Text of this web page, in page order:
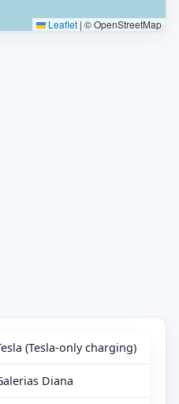
Leaflet | © OpenStreetMap
(Tesla-only charging)
Diana